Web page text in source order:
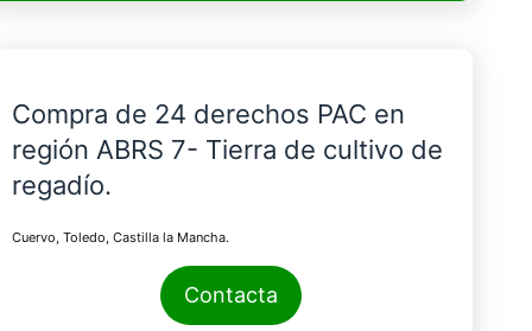
Compra de 24 derechos PAC en
región ABRS 7- Tierra de cultivo de
regadío.
Cuervo, Toledo, Castilla la Mancha.
Contacta